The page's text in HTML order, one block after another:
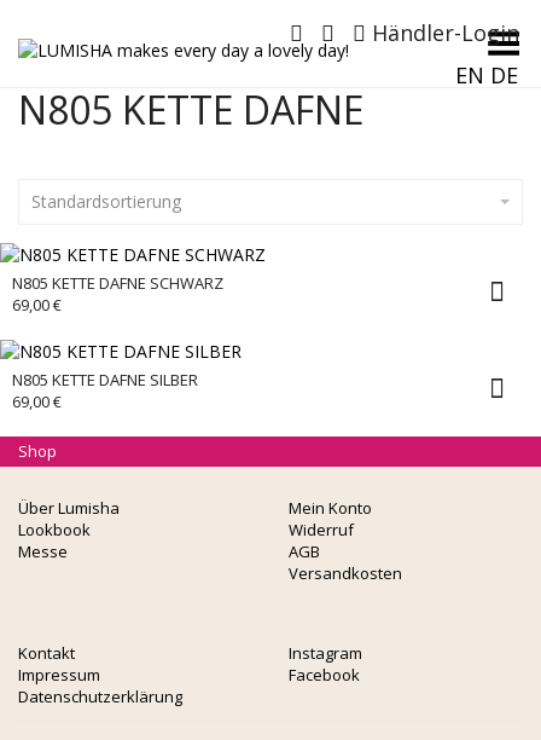
Händler-Login
EN DE
Menü umschalten
N805 KETTE DAFNE
Standardsortierung
N805 KETTE DAFNE SCHWARZ
69,00€
N805 KETTE DAFNE SILBER
69,00€
Über Lumisha
Lookbook
Messe
Mein Konto
Widerruf
AGB
Versandkosten
Kontakt
Impressum
Datenschutzerklärung
Instagram
Facebook
Shop